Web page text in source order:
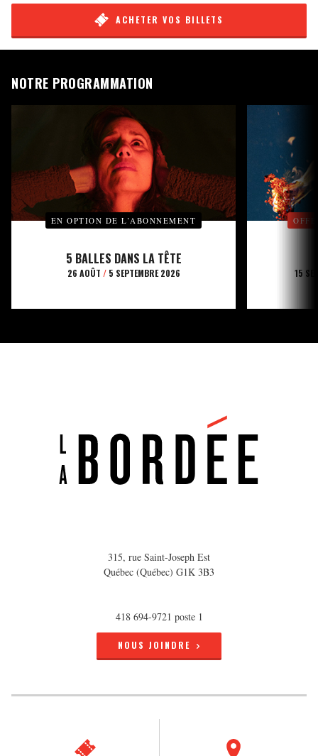
ACHETER VOS BILLETS
NOTRE PROGRAMMATION
EN OPTION DE L’ABONNEMENT
5 BALLES DANS LA TÊTE
26 AOÛT /5 SEPTEMBRE 2026 15
315, rue Saint-Joseph Est
Québec (Québec) G1K 3B3
418 694-9721 poste 1
NOUS JOINDRE